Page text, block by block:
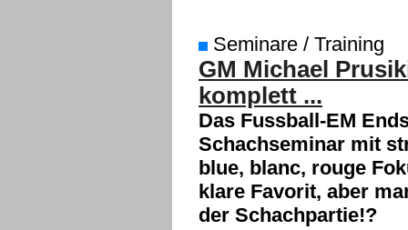
Seminare / Training
GM Michael
komplett ...
Das Fussball-EM
Schachseminar mit
blue, blanc, rouge
klare Favorit, aber
der Schachpartie!?